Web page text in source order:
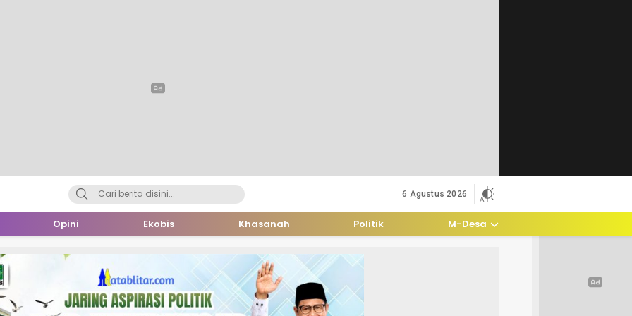
6 Agustus 2026
Opini Ekobis Khasanah Politik M-Desa